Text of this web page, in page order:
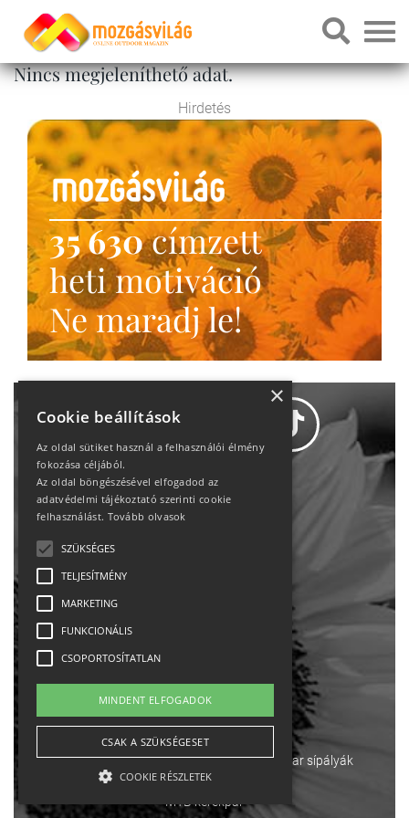
Nincs megjeleníthető adat.
Hirdetés
35 630címzett
heti motiváció
Ne maradj le!
Adatvédelem
Impresszum-kapcsolat
English
Ebike Osztrák sípályák Magyar sípályák
MTB kerékpár
×
Cookie beállítások
Az oldal sütiket használ a felhasználói élmény
fokozása céljából.
Az oldal böngészésével elfogadod az
adatvédelmi tájékoztató szerinti cookie
felhasználást. Tovább olvasok
SZÜKSÉGES
TELJESÍTMÉNY
MARKETING
FUNKCIONÁLIS
CSOPORTOSÍTATLAN
MINDENT ELFOGADOK
CSAK A SZÜKSÉGESET
COOKIE RÉSZLETEK